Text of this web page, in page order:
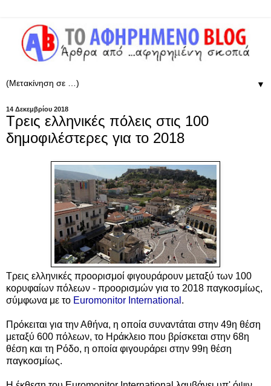
▼
14 Δεκεμβρίου 2018
Τρεις ελληνικές πόλεις στις 100
δημοφιλέστερες για το 2018
Τρεις ελληνικές προορισμοί φιγουράρουν μεταξύ των 100
κορυφαίων πόλεων - προορισμών για το 2018 παγκοσμίως,
σύμφωνα με το Euromonitor International .
Πρόκειται για την Αθήνα, η οποία συναντάται στην 49η θέση
μεταξύ 600 πόλεων, το Ηράκλειο που βρίσκεται στην 68η
θέση και τη Ρόδο, η οποία φιγουράρει στην 99η θέση
παγκοσμίως.